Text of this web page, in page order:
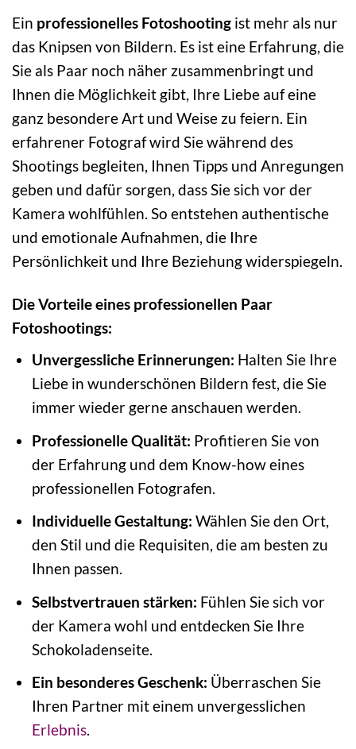
Ein professionelles Fotoshooting ist mehr als nur
das Knipsen von Bildern. Es ist eine Erfahrung, die
Sie als Paar noch näher zusammenbringt und
Ihnen die Möglichkeit gibt, Ihre Liebe auf eine
ganz besondere Art und Weise zu feiern. Ein
erfahrener Fotograf wird Sie während des
Shootings begleiten, Ihnen Tipps und Anregungen
geben und dafür sorgen, dass Sie sich vor der
Kamera wohlfühlen. So entstehen authentische
und emotionale Aufnahmen, die Ihre
Persönlichkeit und Ihre Beziehung widerspiegeln.
Die Vorteile eines professionellen Paar
Fotoshootings:
Unvergessliche Erinnerungen: Halten Sie Ihre
Liebe in wunderschönen Bildern fest, die Sie
immer wieder gerne anschauen werden.
Professionelle Qualität: Profitieren Sie von
der Erfahrung und dem Know-how eines
professionellen Fotografen.
Individuelle Gestaltung: Wählen Sie den Ort,
den Stil und die Requisiten, die am besten zu
Ihnen passen.
Selbstvertrauen stärken: Fühlen Sie sich vor
der Kamera wohl und entdecken Sie Ihre
Schokoladenseite.
Ein besonderes Geschenk: Überraschen Sie
Ihren Partner mit einem unvergesslichen
Erlebnis.